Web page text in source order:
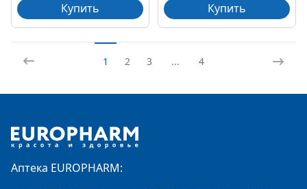
Купить Купить
1 2 3 ... 4
Аптека EUROPHARM: